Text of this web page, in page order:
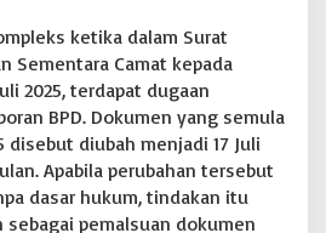
m
i
”
ketika dalam Surat
Sementara Camat kepada
2025, terdapat dugaan
BPD. Dokumen yang semula
disebut diubah menjadi 17 Juli
Apabila perubahan tersebut
dasar hukum, tindakan itu
pemalsuan dokumen